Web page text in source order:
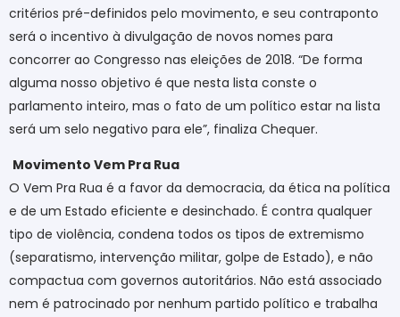
critérios pré-definidos pelo movimento, e seu contraponto
será o incentivo à divulgação de novos nomes para
concorrer ao Congresso nas eleições de 2018. “De forma
alguma nosso objetivo é que nesta lista conste o
parlamento inteiro, mas o fato de um político estar na lista
será um selo negativo para ele”, finaliza Chequer.
Movimento Vem Pra Rua
O Vem Pra Rua é a favor da democracia, da ética na política
e de um Estado eficiente e desinchado. É contra qualquer
tipo de violência, condena todos os tipos de extremismo
(separatismo, intervenção militar, golpe de Estado), e não
compactua com governos autoritários. Não está associado
nem é patrocinado por nenhum partido político e trabalha